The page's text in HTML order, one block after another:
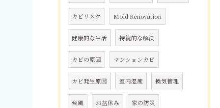
カビリスク Mold Renovation
健康的な生活 持続的な解決
カビの原因 マンションカビ
カビ発生原因 室内湿度 換気管理
台風 お盆休み 家の防災